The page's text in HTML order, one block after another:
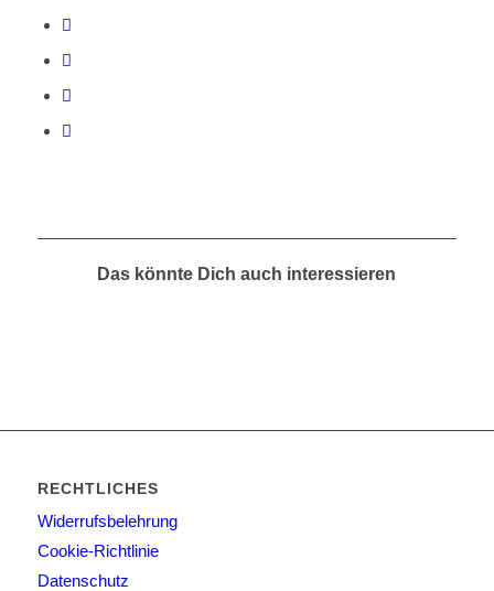
Das könnte Dich auch interessieren
RECHTLICHES
Widerrufsbelehrung
Cookie-Richtlinie
Datenschutz